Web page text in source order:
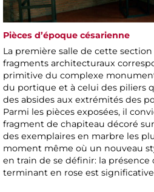
Pièces d’époque césarienne
La première salle de cette
fragments architecturaux
primitive du complexe
du portique et à celui des piliers
des absides aux extrémités des
Parmi les pièces exposées, il
fragment de chapiteau décoré sur
des exemplaires en marbre les
moment même où un nouveau
en train de se définir: la présence
terminant en rose est